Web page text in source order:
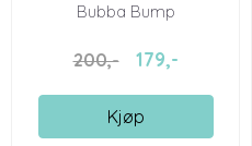
Bubba Bump
200,- 179,-
Kjøp